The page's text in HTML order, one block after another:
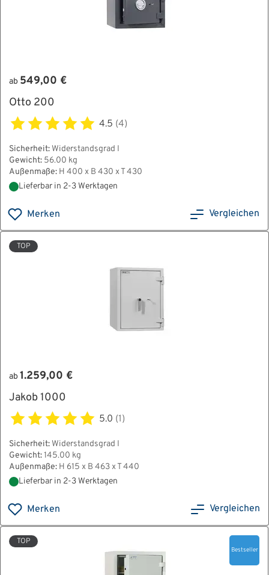
ab 549,00 €
Otto 200
4.5 (4)
Sicherheit: Widerstandsgrad I
Gewicht: 56.00 kg
Außenmaße: H 400 x B 430 x T 430
Lieferbar in 2-3 Werktagen
Merken Vergleichen
TOP
ab 1.259,00 €
Jakob 1000
5.0 (1)
Sicherheit: Widerstandsgrad I
Gewicht:145.00 kg
Außenmaße: H 615 x B 463 x T 440
Lieferbar in 2-3 Werktagen
Merken Vergleichen
TOP
Bestseller